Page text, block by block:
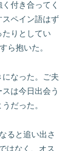
付き合ってく
スペイン語はず
りとしてい
ら抱いた。
なった。ご夫
は今日出会う
だった。
ると追い出さ
はなく、オス